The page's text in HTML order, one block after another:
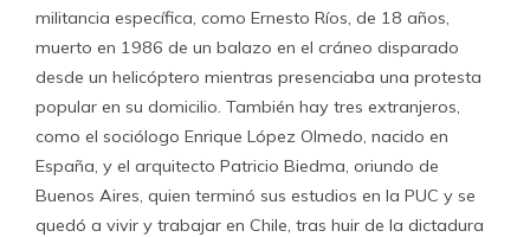
militancia específica, como Ernesto Ríos, de 18 años,
muerto en 1986 de un balazo en el cráneo disparado
desde un helicóptero mientras presenciaba una protesta
popular en su domicilio. También hay tres extranjeros,
como el sociólogo Enrique López Olmedo, nacido en
España, y el arquitecto Patricio Biedma, oriundo de
Buenos Aires, quien terminó sus estudios en la PUC y se
quedó a vivir y trabajar en Chile, tras huir de la dictadura